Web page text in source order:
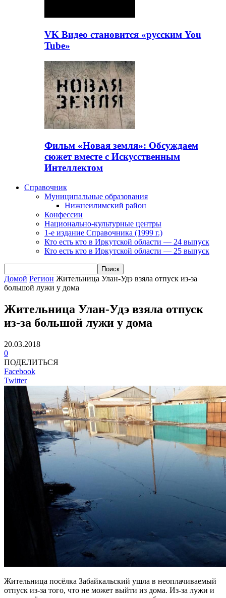
VK Видео становится «русским You
Tube»
Фильм «Новая земля»: Обсуждаем
сюжет вместе с Искусственным
Интеллектом
Справочник
Муниципальные образования
Нижнеилимский район
Конфессии
Национально-культурные центры
1-е издание Справочника (1999 г.)
Кто есть кто в Иркутской области — 24 выпуск
Кто есть кто в Иркутской области — 25 выпуск
Домой Регион Жительница Улан-Удэ взяла отпуск из-за
большой лужи у дома
Жительница Улан-Удэ взяла отпуск
из-за большой лужи у дома
20.03.2018
0
ПОДЕЛИТЬСЯ
Facebook
Twitter
Жительница посёлка Забайкальский ушла в неоплачиваемый
отпуск из-за того, что не может выйти из дома. Из-за лужи и